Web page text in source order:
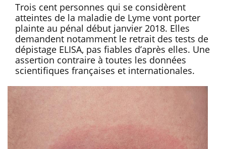
Trois cent personnes qui se considèrent
atteintes de la maladie de Lyme vont porter
plainte au pénal début janvier 2018. Elles
demandent notamment le retrait des tests de
dépistage ELISA, pas fiables d’après elles. Une
assertion contraire à toutes les données
scientifiques françaises et internationales.